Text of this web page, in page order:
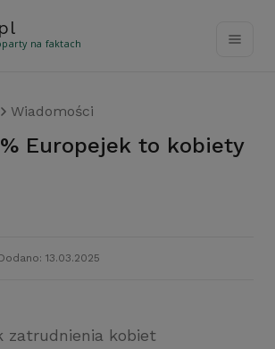
pl
na faktach
Wiadomości
13.03.2025
zatrudnienia kobiet